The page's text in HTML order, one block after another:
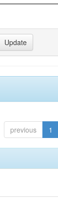
previous 1